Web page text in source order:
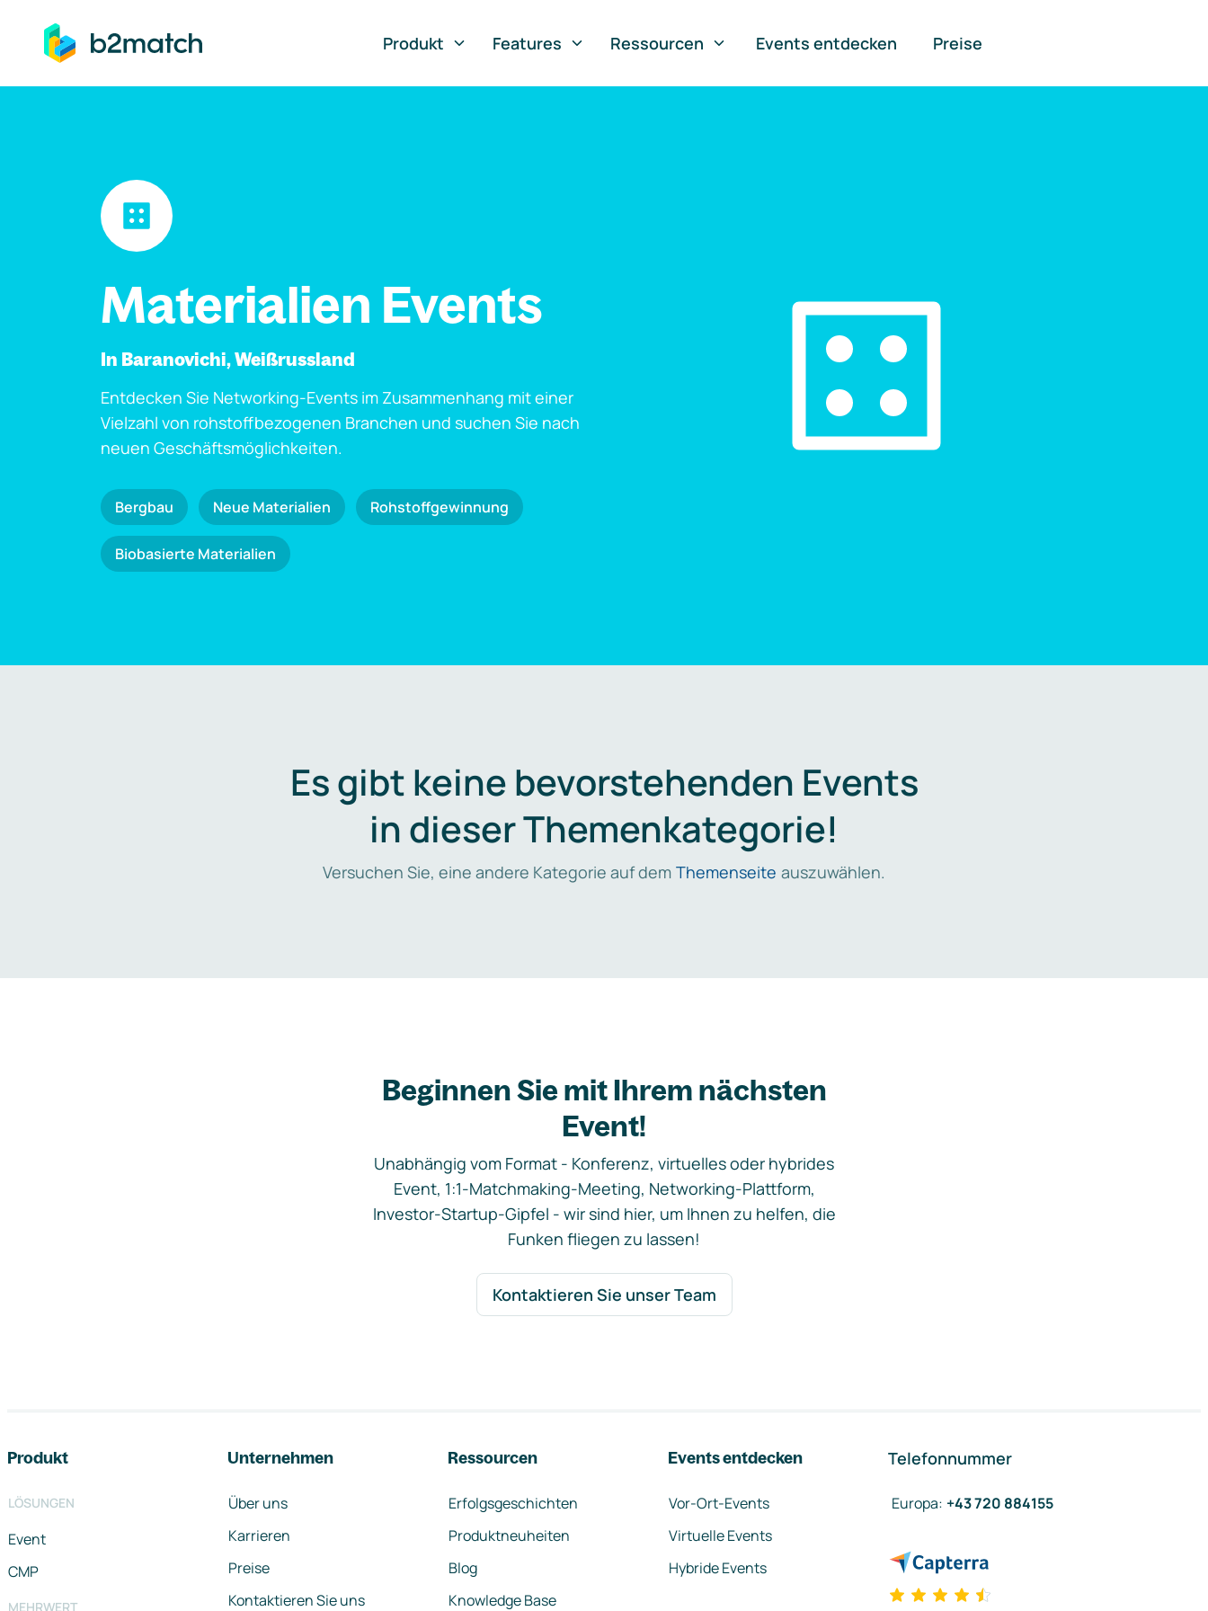
springen
Produkt
Features Ressourcen Events entdecken Preise
Materialien Events
In Baranovichi, Weißrussland
Entdecken Sie Networking-Events im Zusammenhang mit einer
Vielzahl von rohstoffbezogenen Branchen und suchen Sie nach
neuen Geschäftsmöglichkeiten.
Bergbau Neue Materialien Rohstoffgewinnung
Biobasierte Materialien
Es gibt keine bevorstehenden Events
in dieser Themenkategorie!
Versuchen Sie, eine andere Kategorie auf dem Themenseite auszuwählen.
Beginnen Sie mit Ihrem nächsten
Event!
Unabhängig vom Format - Konferenz, virtuelles oder hybrides
Event, 1:1-Matchmaking-Meeting, Networking-Plattform,
Investor-Startup-Gipfel - wir sind hier, um Ihnen zu helfen, die
Funken fliegen zu lassen!
Kontaktieren Sie unser Team
Produkt
LÖSUNGEN
Event
CMP
MEHRWERT
Unternehmen
Über uns
Karrieren
Preise
Kontaktieren Sie uns
Ressourcen
Erfolgsgeschichten
Produktneuheiten
Blog
Knowledge Base
Events entdecken
Vor-Ort-Events
Virtuelle Events
Hybride Events
Telefonnummer
Europa: +43 720 884155